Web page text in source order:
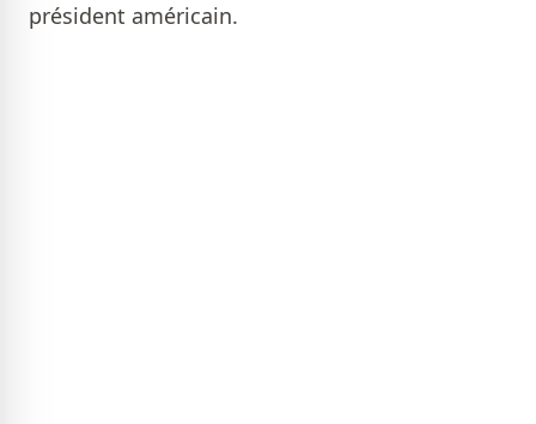
président américain.